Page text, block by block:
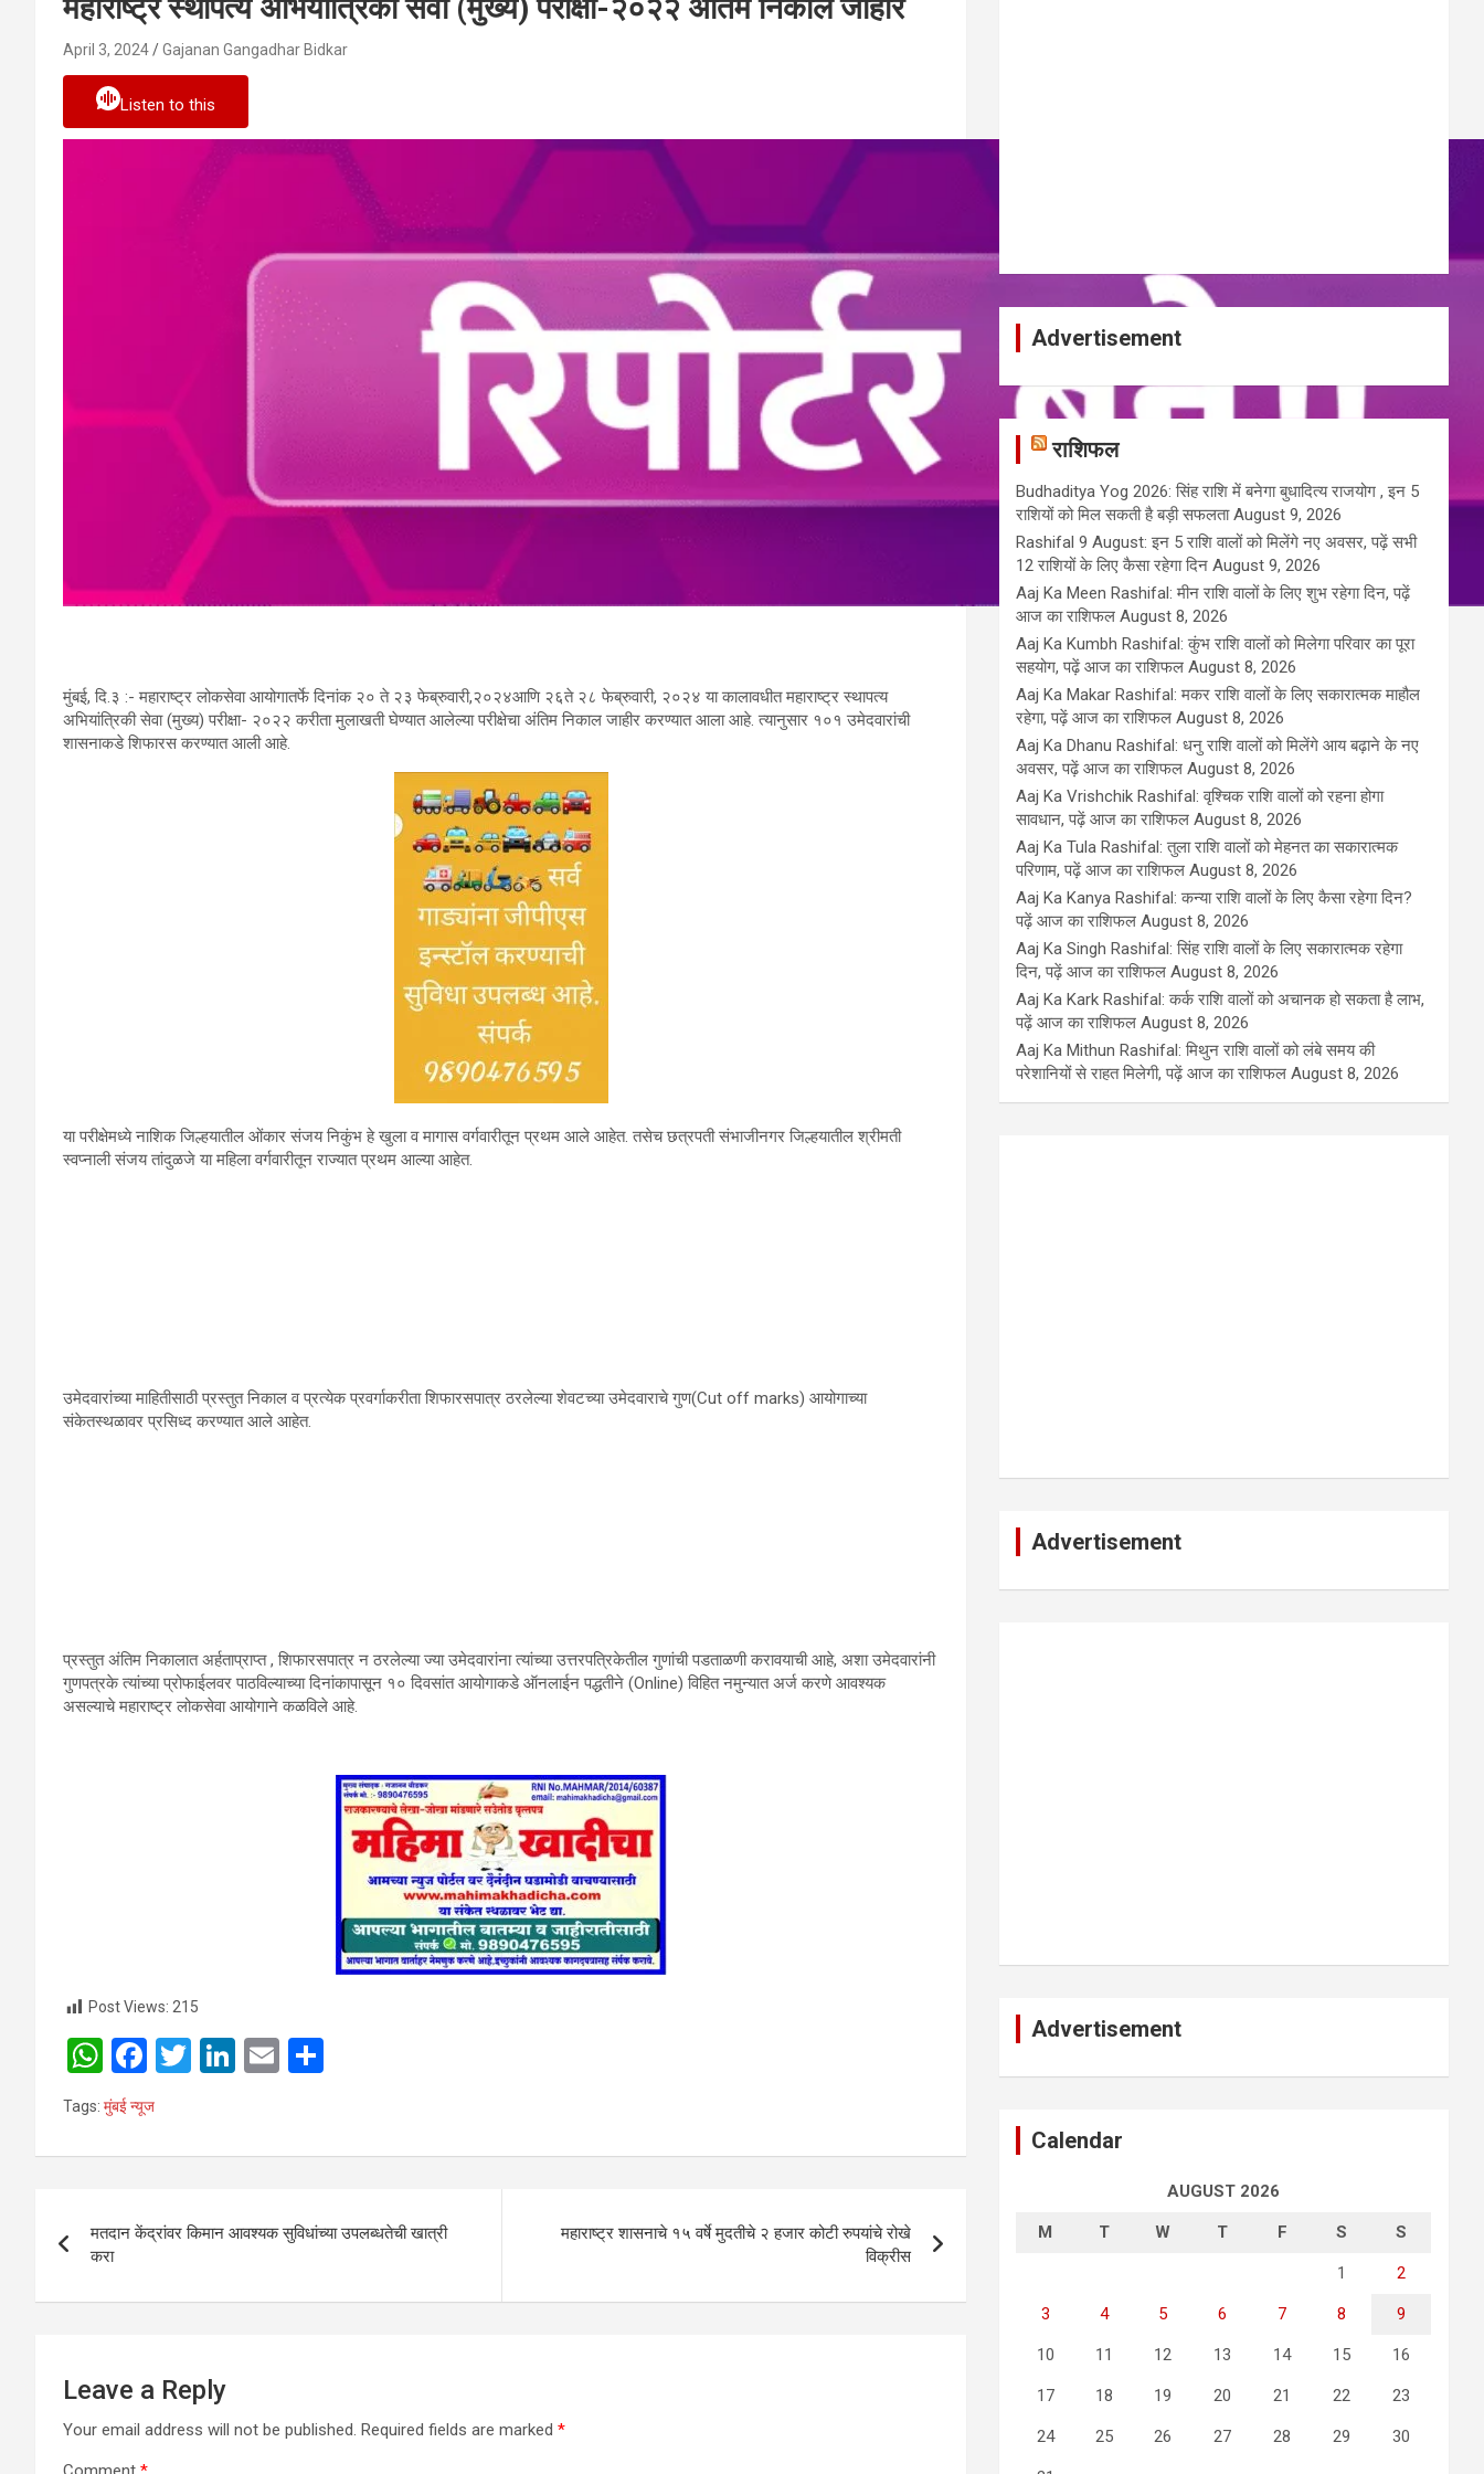
महाराष्ट्र स्थापत्य अभियांत्रिकी सेवा (मुख्य) परीक्षा-२०२२ अंतिम निकाल जाहीर
April 3, 2024 Gajanan Gangadhar Bidkar
Listen to this
मुंबई, दि.३ :- महाराष्ट्र लोकसेवा आयोगातर्फे दिनांक २० ते २३ फेब्रुवारी,२०२४आणि २६ते २८ फेब्रुवारी, २०२४ या कालावधीत महाराष्ट्र स्थापत्य
अभियांत्रिकी सेवा (मुख्य) परीक्षा- २०२२ करीता मुलाखती घेण्यात आलेल्या परीक्षेचा अंतिम निकाल जाहीर करण्यात आला आहे. त्यानुसार १०१ उमेदवारांची
शासनाकडे शिफारस करण्यात आली आहे.
या परीक्षेमध्ये नाशिक जिल्हयातील ओंकार संजय निकुंभ हे खुला व मागास वर्गवारीतून प्रथम आले आहेत. तसेच छत्रपती संभाजीनगर जिल्हयातील श्रीमती
स्वप्नाली संजय तांदुळजे या महिला वर्गवारीतून राज्यात प्रथम आल्या आहेत.
उमेदवारांच्या माहितीसाठी प्रस्तुत निकाल व प्रत्येक प्रवर्गाकरीता शिफारसपात्र ठरलेल्या शेवटच्या उमेदवाराचे गुण(Cut off marks) आयोगाच्या
संकेतस्थळावर प्रसिध्द करण्यात आले आहेत.
प्रस्तुत अंतिम निकालात अर्हताप्राप्त , शिफारसपात्र न ठरलेल्या ज्या उमेदवारांना त्यांच्या उत्तरपत्रिकेतील गुणांची पडताळणी करावयाची आहे, अशा उमेदवारांनी
गुणपत्रके त्यांच्या प्रोफाईलवर पाठविल्याच्या दिनांकापासून १० दिवसांत आयोगाकडे ऑनलाईन पद्धतीने (Online) विहित नमुन्यात अर्ज करणे आवश्यक
असल्याचे महाराष्ट्र लोकसेवा आयोगाने कळविले आहे.
Post Views: 215
W
h
at
s
p
p
F
a
ce
b
o
T
er
Li
dI
E
e
Tags: मुंबई न्यूज
navigation
मतदान केंद्रांवर किमान आवश्यक सुविधांच्या उपलब्धतेची खात्री
करा
महाराष्ट्र शासनाचे १५ वर्षे मुदतीचे २ हजार कोटी रुपयांचे रोखे
विक्रीस
Leave a Reply
Your email address will not be published. Required fields are marked *
Advertisement
राशिफल
Budhaditya Yog 2026: सिंह राशि में बनेगा बुधादित्य राजयोग , इन 5
राशियों को मिल सकती है बड़ी सफलता August 9, 2026
Rashifal 9 August: इन 5 राशि वालों को मिलेंगे नए अवसर, पढ़ें सभी
12 राशियों के लिए कैसा रहेगा दिन August 9, 2026
Aaj Ka Meen Rashifal: मीन राशि वालों के लिए शुभ रहेगा दिन, पढ़ें
आज का राशिफल August 8, 2026
Aaj Ka Kumbh Rashifal: कुंभ राशि वालों को मिलेगा परिवार का पूरा
सहयोग, पढ़ें आज का राशिफल August 8, 2026
Aaj Ka Makar Rashifal: मकर राशि वालों के लिए सकारात्मक माहौल
रहेगा, पढ़ें आज का राशिफल August 8, 2026
Aaj Ka Dhanu Rashifal: धनु राशि वालों को मिलेंगे आय बढ़ाने के नए
अवसर, पढ़ें आज का राशिफल August 8, 2026
Aaj Ka Vrishchik Rashifal: वृश्चिक राशि वालों को रहना होगा
सावधान, पढ़ें आज का राशिफल August 8, 2026
Aaj Ka Tula Rashifal: तुला राशि वालों को मेहनत का सकारात्मक
परिणाम, पढ़ें आज का राशिफल August 8, 2026
Aaj Ka Kanya Rashifal: कन्या राशि वालों के लिए कैसा रहेगा दिन?
पढ़ें आज का राशिफल August 8, 2026
Aaj Ka Singh Rashifal: सिंह राशि वालों के लिए सकारात्मक रहेगा
दिन, पढ़ें आज का राशिफल August 8, 2026
Aaj Ka Kark Rashifal: कर्क राशि वालों को अचानक हो सकता है लाभ,
पढ़ें आज का राशिफल August 8, 2026
Aaj Ka Mithun Rashifal: मिथुन राशि वालों को लंबे समय की
परेशानियों से राहत मिलेगी, पढ़ें आज का राशिफल August 8, 2026
Advertisement
Advertisement
Calendar
AUGUST 2026
M T W T F S S
1 2
3 4 5 6 7 8 9
10 11 12 13 14 15 16
17 18 19 20 21 22 23
24 25 26 27 28 29 30